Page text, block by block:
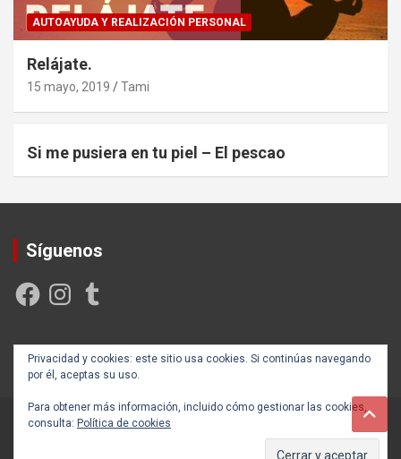
AUTOAYUDA Y REALIZACIÓN PERSONAL
Relájate.
15 mayo, 2019 Tami
Si me pusiera en tu piel – El pescao
Síguenos
FacebookInstagramTumblr
Privacidad y cookies: este sitio usa cookies. Si continúas navegando
por él, aceptas su uso.
Para obtener más información, incluido cómo gestionar las cookies,
consulta: Política de cookies
Creada y posicionada por Rogama Informática